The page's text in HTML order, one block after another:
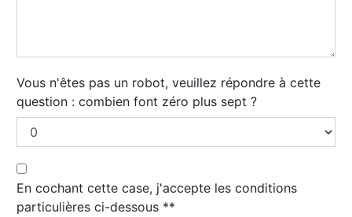
Vous n'êtes pas un robot, veuillez répondre à cette
question : combien font zéro plus sept ?
En cochant cette case, j'accepte les conditions
particulières ci-dessous **